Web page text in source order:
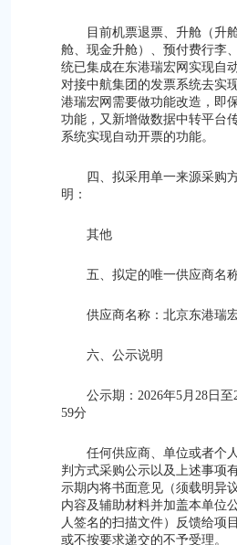
目前机票退票、升舱（升
舱、现金升舱）、预付费行李
统已集成在东港瑞宏网实现自
对接中航集团的发票系统去实
港瑞宏网需要做功能改造，即
功能，又新增做数据中转平台
系统实现自动开票的功能。
四、拟采用单一来源采购
明：
其他
五、拟定的唯一供应商名
供应商名称：北京东港瑞
六、公示说明
公示期：2026年5月28日至
59分
任何供应商、单位或者个
判方式采购公示以及上述事项
示期内将书面意见（须载明异
内容及辅助材料并加盖本单位
人签名的扫描文件）反馈给项
或不按要求递交的不予受理。